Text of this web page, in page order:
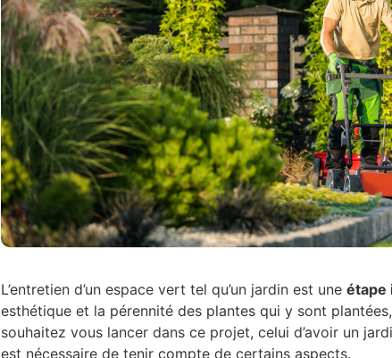
L’entretien d’un espace vert tel qu’un jardin est une étape
esthétique et la pérennité des plantes qui y sont
souhaitez vous lancer dans ce projet, celui d’avoir un
est nécessaire de tenir compte de certains aspects.